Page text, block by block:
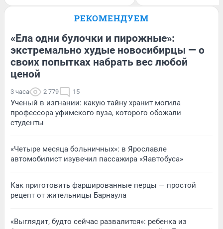
РЕКОМЕНДУЕМ
«Ела одни булочки и пирожные»:
экстремально худые новосибирцы — о
своих попытках набрать вес любой
ценой
3 часа 2 779 15
Ученый в изгнании: какую тайну хранит могила
профессора уфимского вуза, которого обожали
студенты
«Четыре месяца больничных»: в Ярославле
автомобилист изувечил пассажира «Яавтобуса»
Как приготовить фаршированные перцы — простой
рецепт от жительницы Барнаула
«Выглядит, будто сейчас развалится»: ребенка из